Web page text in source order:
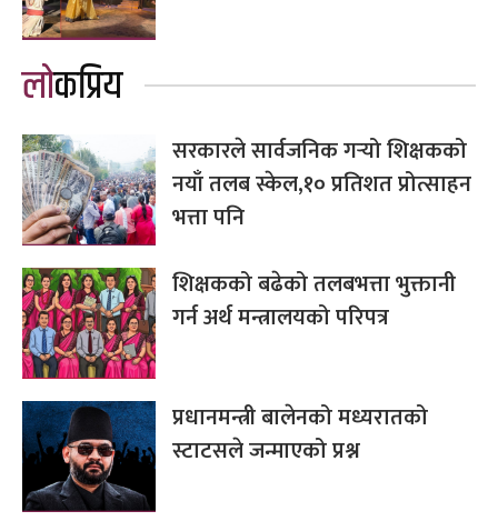
लोकप्रिय
सरकारले सार्वजनिक गर्‍यो शिक्षकको
नयाँ तलब स्केल,१० प्रतिशत प्रोत्साहन
भत्ता पनि
शिक्षकको बढेको तलबभत्ता भुक्तानी
गर्न अर्थ मन्त्रालयको परिपत्र
प्रधानमन्त्री बालेनको मध्यरातको
स्टाटसले जन्माएको प्रश्न